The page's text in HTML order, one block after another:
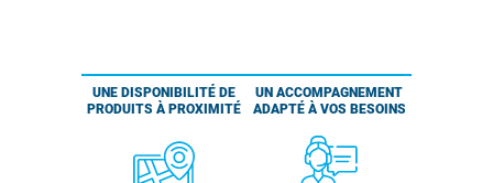
UNE DISPONIBILITÉ DE
PRODUITS À PROXIMITÉ
UN ACCOMPAGNEMENT
ADAPTÉ À VOS BESOINS